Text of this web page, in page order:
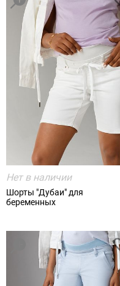
Нет в наличии
Шорты "Дубаи" для
беременных